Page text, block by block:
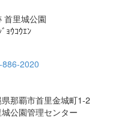
首里城公園
ｮｳｺｳｴﾝ
886-2020
那覇市首里金城町1-2
公園管理センター